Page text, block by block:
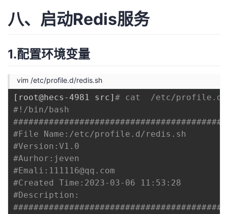
八、启动Redis服务
1.配置环境变量
vim /etc/profile.d/redis.sh
[ root@hecs-4981 src] # cat  /etc/profile.d/
#!/bin/bash
#File Name:/etc/profile.d/redis.sh
#Version:V1.0
#Aurhor:jeven
#Emali:111116@qq.com
#Created Time:2023-03-06 11:53:28
#Description: